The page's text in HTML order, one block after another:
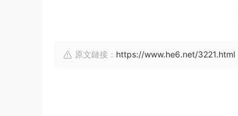
原文鏈接： https://www.he6.net/3221.html